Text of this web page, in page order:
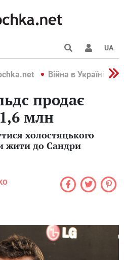
UA
Війна в Україні 2022
продає
млн
холостяцького
жити до Сандри